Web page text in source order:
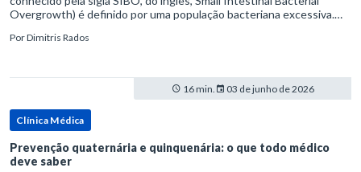
Overgrowth) é definido por uma população bacteriana excessiva.
PorDimitris Rados
16 min. 03 de junho de 2026
Clínica Médica
Prevenção quaternária e quinquenária: o que todo médico
deve saber